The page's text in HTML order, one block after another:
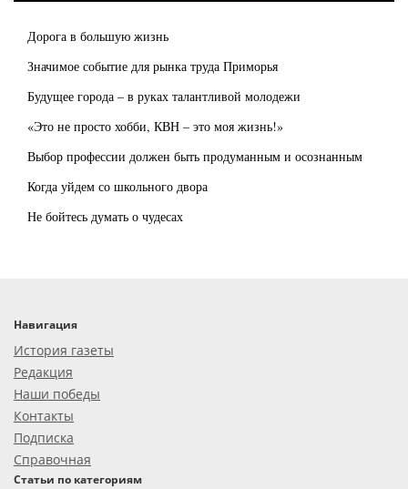
Дорога в большую жизнь
Значимое событие для рынка труда Приморья
Будущее города – в руках талантливой молодежи
«Это не просто хобби, КВН – это моя жизнь!»
Выбор профессии должен быть продуманным и осознанным
Когда уйдем со школьного двора
Не бойтесь думать о чудесах
Навигация
История газеты
Редакция
Наши победы
Контакты
Подписка
Справочная
Статьи по категориям